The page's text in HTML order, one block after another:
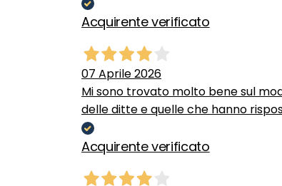
Acquirente verificato
07 Aprile 2026
Mi sono trovato molto bene sul
delle ditte e quelle che hanno
Acquirente verificato